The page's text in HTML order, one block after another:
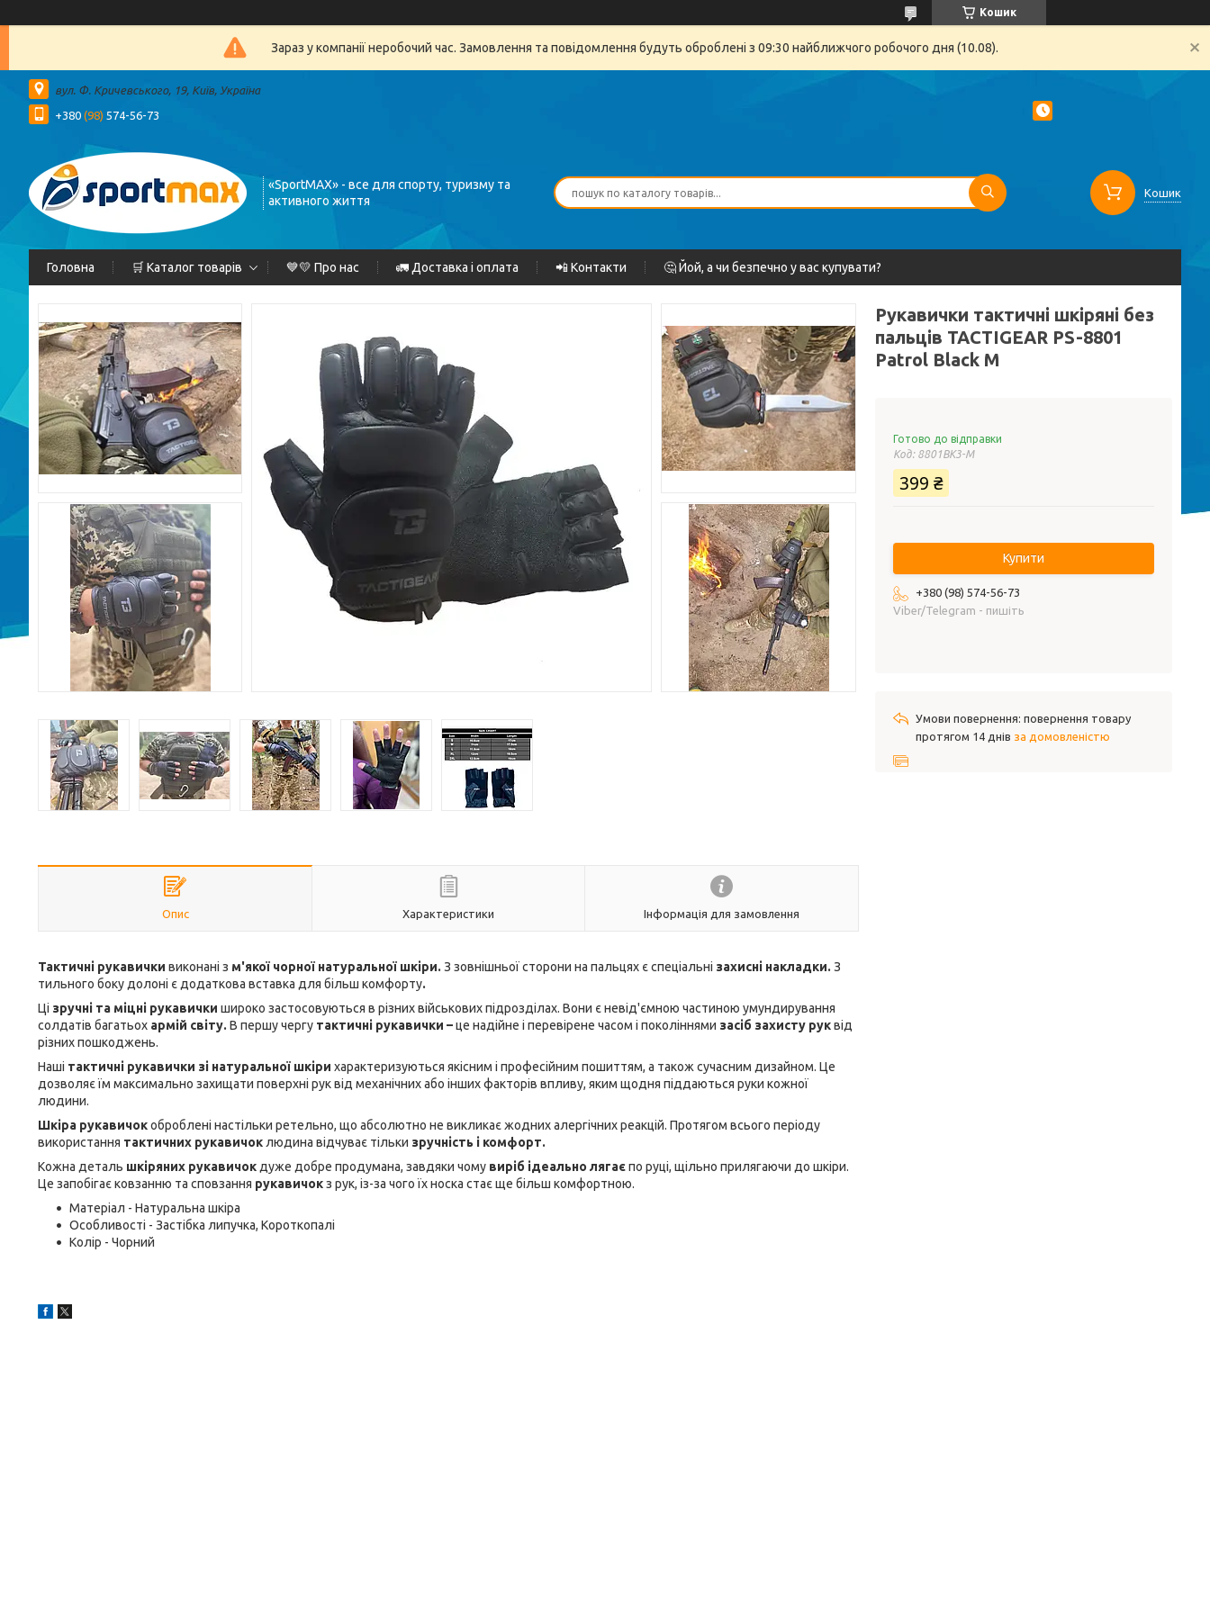
Кошик
Зараз у компанії неробочий час. Замовлення та повідомлення будуть оброблені з 09:30 найближчого робочого дня (10.08).
вул. Ф. Кричевського, 19, Київ, Україна
+380 (98) 574-56-73
«SportMAX» - все для спорту, туризму та
активного життя
Кошик
Головна 🛒 Каталог товарів 💙💛 Про нас 🚛 Доставка і оплата 📲 Контакти 🤔 Йой, а чи безпечно у вас купувати?
Опис Характеристики Інформація для замовлення
Тактичні рукавички виконані з м'якої чорної натуральної шкіри. З зовнішньої сторони на пальцях є спеціальні захисні накладки. З
тильного боку долоні є додаткова вставка для більш комфорту.
Ці зручні та міцні рукавички широко застосовуються в різних військових підрозділах. Вони є невід'ємною частиною умундирування
солдатів багатьох армій світу. В першу чергу тактичні рукавички –це надійне і перевірене часом і поколіннями засіб захисту руквід
різних пошкоджень.
Наші тактичні рукавички зі натуральної шкіри характеризуються якісним і професійним пошиттям, а також сучасним дизайном. Це
дозволяє їм максимально захищати поверхні рук від механічних або інших факторів впливу, яким щодня піддаються руки кожної
людини.
Шкіра рукавичокоброблені настільки ретельно, що абсолютно не викликає жодних алергічних реакцій. Протягом всього періоду
використання тактичних рукавичок людина відчуває тільки зручність і комфорт.
Кожна деталь шкіряних рукавичок дуже добре продумана, завдяки чому виріб ідеально лягаєпо руці, щільно прилягаючи до шкіри.
Це запобігає ковзанню та сповзання рукавичокз рук, із-за чого їх носка стає ще більш комфортною.
Матеріал - Натуральна шкіра
Особливості - Застібка липучка, Короткопалі
Колір - Чорний
Рукавички тактичні шкіряні без
пальців TACTIGEAR PS-8801
Patrol Black M
Готово до відправки
Код: 8801BK3-M
399 ₴
Купити
+380 (98) 574-56-73
Viber/Telegram - пишіть
повернення товару
протягом 14 днів за домовленістю